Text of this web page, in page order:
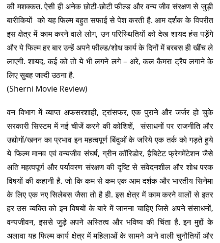
की मशक्कत. ऐसी ही अनेक छोटी-छोटी फील्ड और वन्य जीव संरक्षण से जुड़ी
बारीकियों को यह फिल्म बहुत सफाई से पेश करती है. आम दर्शक के विपरीत
इस क्षेत्र में काम करने वाले लोग, उन परिस्थितियों को देख शायद हंस पड़ेंगे
और ये फिल्म हर बार उन्हें अपने फील्ड/शोध कार्य के दिनों में बरबस ही खींच ले
लाएगी. शायद, कई को तो ये भी लगने लगे – अरे, कल कैमरा ट्रैप लगाने के
लिए सुबह जल्दी उठना है.
(Sherni Movie Review)
वन विभाग में व्याप्त अफसरशाही, ट्रांसफर, एक पुराने और जर्जर हो चुके
सरकारी सिस्टम में नई चीजें करने की कोशिशें, संसाधनों पर राजनीति और
उद्योगों/खनन का प्रभाव इन महत्वपूर्ण बिंदुओं के जरिये एक तर्क को गड़ते हुये
ये फिल्म मानव एवं वन्यजीव संघर्ष, ग्रीन कॉरिडोर, हैबिटेट फ्रेगमेंटेशन जैसे
अति महत्वपूर्ण और पर्यावरण संरक्षण की दृष्टि से संवेदनशील और शोध परक
विषयों की कहानी है. जो कि कम से कम एक आम दर्शक और भारतीय सिनेमा
के लिए एक नए सिलेबस जैसा तो है ही. इस क्षेत्र में काम करने वालों से इतर
हर उस व्यक्ति को इन विषयों के बारे में जानना चाहिए जिसे अपने संसाधनों,
वन्यजीवन, इससे जुड़े अपने अस्तित्व और भविष्य की चिंता है. इन मुद्दों के
अलावा यह फिल्म कार्य क्षेत्र में महिलाओं के सामने आने वाली चुनौतियों और